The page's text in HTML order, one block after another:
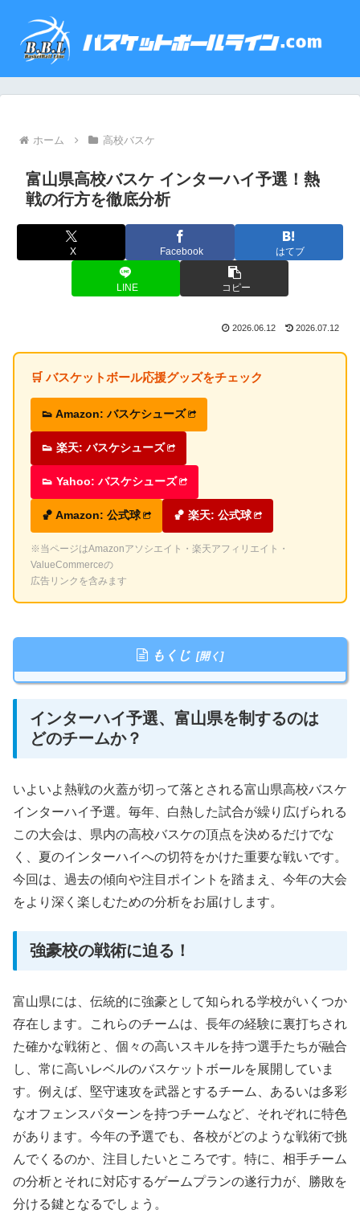
ホーム 高校バスケ
富山県高校バスケ インターハイ予選！熱
戦の行方を徹底分析
X Facebook はてブ
LINE コピー
2026.06.12 2026.07.12
🛒 バスケットボール応援グッズをチェック
👟 Amazon: バスケシューズ
👟 楽天: バスケシューズ
👟 Yahoo: バスケシューズ
🏀 Amazon: 公式球 🏀 楽天: 公式球
※当ページはAmazonアソシエイト・楽天アフィリエイト・
ValueCommerceの
広告リンクを含みます
もくじ
インターハイ予選、富山県を制するのは
どのチームか？
いよいよ熱戦の火蓋が切って落とされる富山県高校バスケ
インターハイ予選。毎年、白熱した試合が繰り広げられる
この大会は、県内の高校バスケの頂点を決めるだけでな
く、夏のインターハイへの切符をかけた重要な戦いです。
今回は、過去の傾向や注目ポイントを踏まえ、今年の大会
をより深く楽しむための分析をお届けします。
強豪校の戦術に迫る！
富山県には、伝統的に強豪として知られる学校がいくつか
存在します。これらのチームは、長年の経験に裏打ちされ
た確かな戦術と、個々の高いスキルを持つ選手たちが融合
し、常に高いレベルのバスケットボールを展開していま
す。例えば、堅守速攻を武器とするチーム、あるいは多彩
なオフェンスパターンを持つチームなど、それぞれに特色
があります。今年の予選でも、各校がどのような戦術で挑
んでくるのか、注目したいところです。特に、相手チーム
の分析とそれに対応するゲームプランの遂行力が、勝敗を
分ける鍵となるでしょう。